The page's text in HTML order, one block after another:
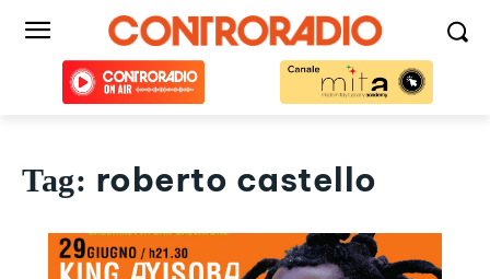
Tag: roberto castello